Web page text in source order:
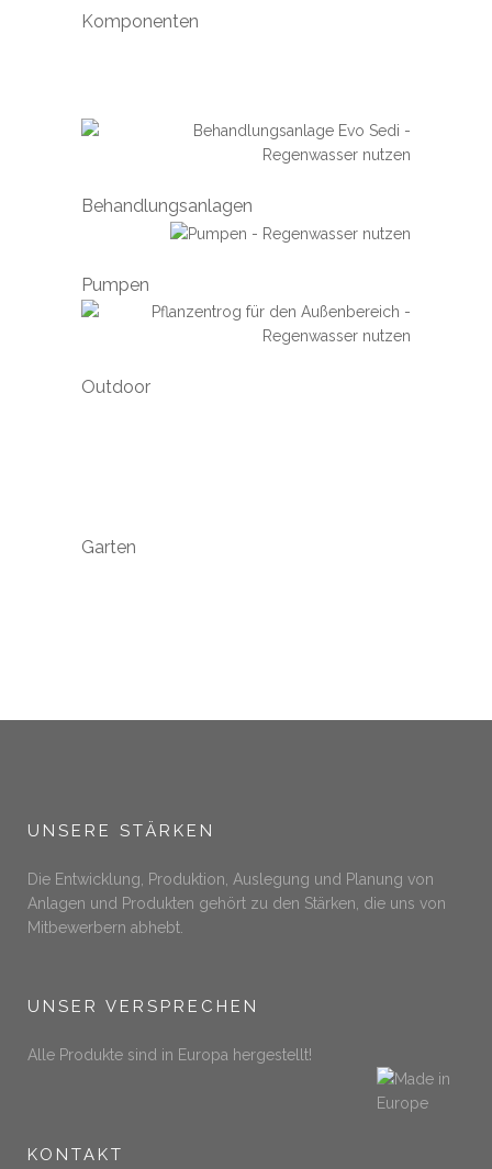
Komponenten
Behandlungsanlagen
Pumpen
Outdoor
Garten
UNSERE STÄRKEN
Die Entwicklung, Produktion, Auslegung und Planung von
Anlagen und Produkten gehört zu den Stärken, die uns von
Mitbewerbern abhebt.
UNSER VERSPRECHEN
Alle Produkte sind in Europa hergestellt!
KONTAKT